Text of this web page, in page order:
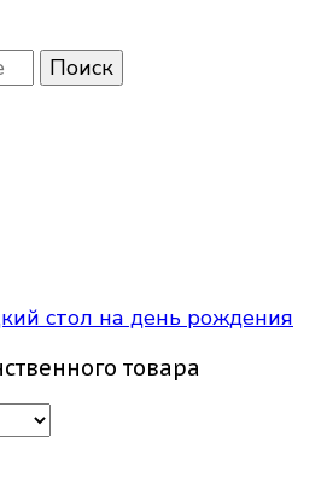
стол на день рождения
товара